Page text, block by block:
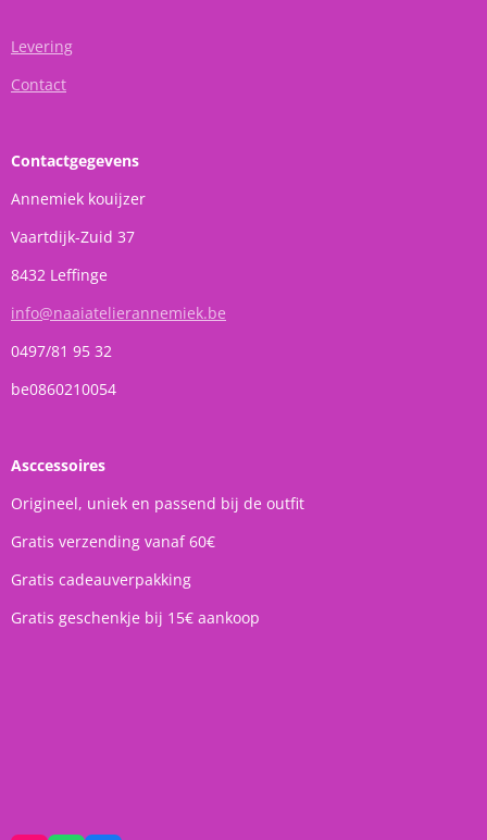
Levering
Contact
Contactgegevens
Annemiek kouijzer
Vaartdijk-Zuid 37
8432 Leffinge
info@naaiatelierannemiek.be
0497/81 95 32
be0860210054
Asccessoires
Origineel, uniek en passend bij de outfit
Gratis verzending vanaf 60€
Gratis cadeauverpakking
Gratis geschenkje bij 15€ aankoop